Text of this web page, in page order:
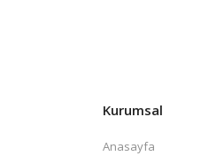
Kurumsal
Anasayfa